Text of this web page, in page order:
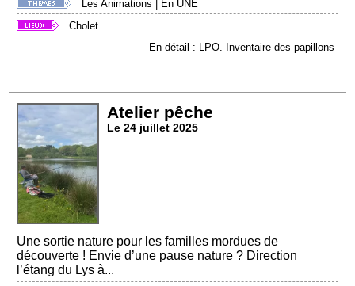
Les Animations
En UNE
Cholet
En détail : LPO. Inventaire des papillons
Atelier pêche
Le 24 juillet 2025
Une sortie nature pour les familles mordues de
découverte ! Envie d’une pause nature ? Direction
l’étang du Lys à...